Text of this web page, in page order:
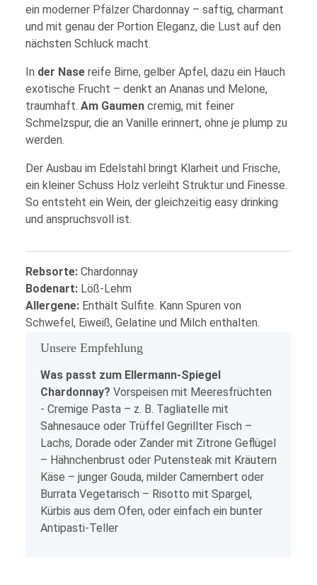
ein moderner Pfälzer Chardonnay – saftig, charmant
und mit genau der Portion Eleganz, die Lust auf den
nächsten Schluck macht.
In der Nase reife Birne, gelber Apfel, dazu ein Hauch
exotische Frucht – denkt an Ananas und Melone,
traumhaft. Am Gaumen cremig, mit feiner
Schmelzspur, die an Vanille erinnert, ohne je plump zu
werden.
Der Ausbau im Edelstahl bringt Klarheit und Frische,
ein kleiner Schuss Holz verleiht Struktur und Finesse.
So entsteht ein Wein, der gleichzeitig easy drinking
und anspruchsvoll ist.
Produkteigenschaft
Wert
Rebsorte: Chardonnay
Bodenart: Löß-Lehm
Allergene: Enthält Sulfite. Kann Spuren von
Schwefel, Eiweiß, Gelatine und Milch enthalten.
x
Unsere Empfehlung
Was passt zum Ellermann-Spiegel
Chardonnay? Vorspeisen mit Meeresfrüchten
- Cremige Pasta – z. B. Tagliatelle mit
Sahnesauce oder Trüffel Gegrillter Fisch –
Lachs, Dorade oder Zander mit Zitrone Geflügel
– Hähnchenbrust oder Putensteak mit Kräutern
Käse – junger Gouda, milder Camembert oder
Burrata Vegetarisch – Risotto mit Spargel,
Kürbis aus dem Ofen, oder einfach ein bunter
Antipasti-Teller